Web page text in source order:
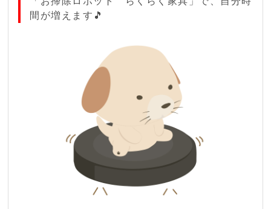
間が増えます🎵